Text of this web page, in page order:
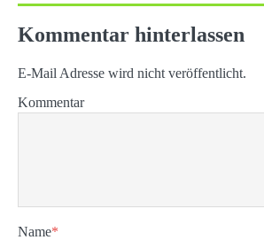
Kommentar hinterlassen
E-Mail Adresse wird nicht veröffentlicht.
Kommentar
Name*